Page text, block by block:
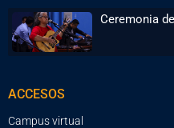
Ceremonia
ACCESOS
Campus virtual